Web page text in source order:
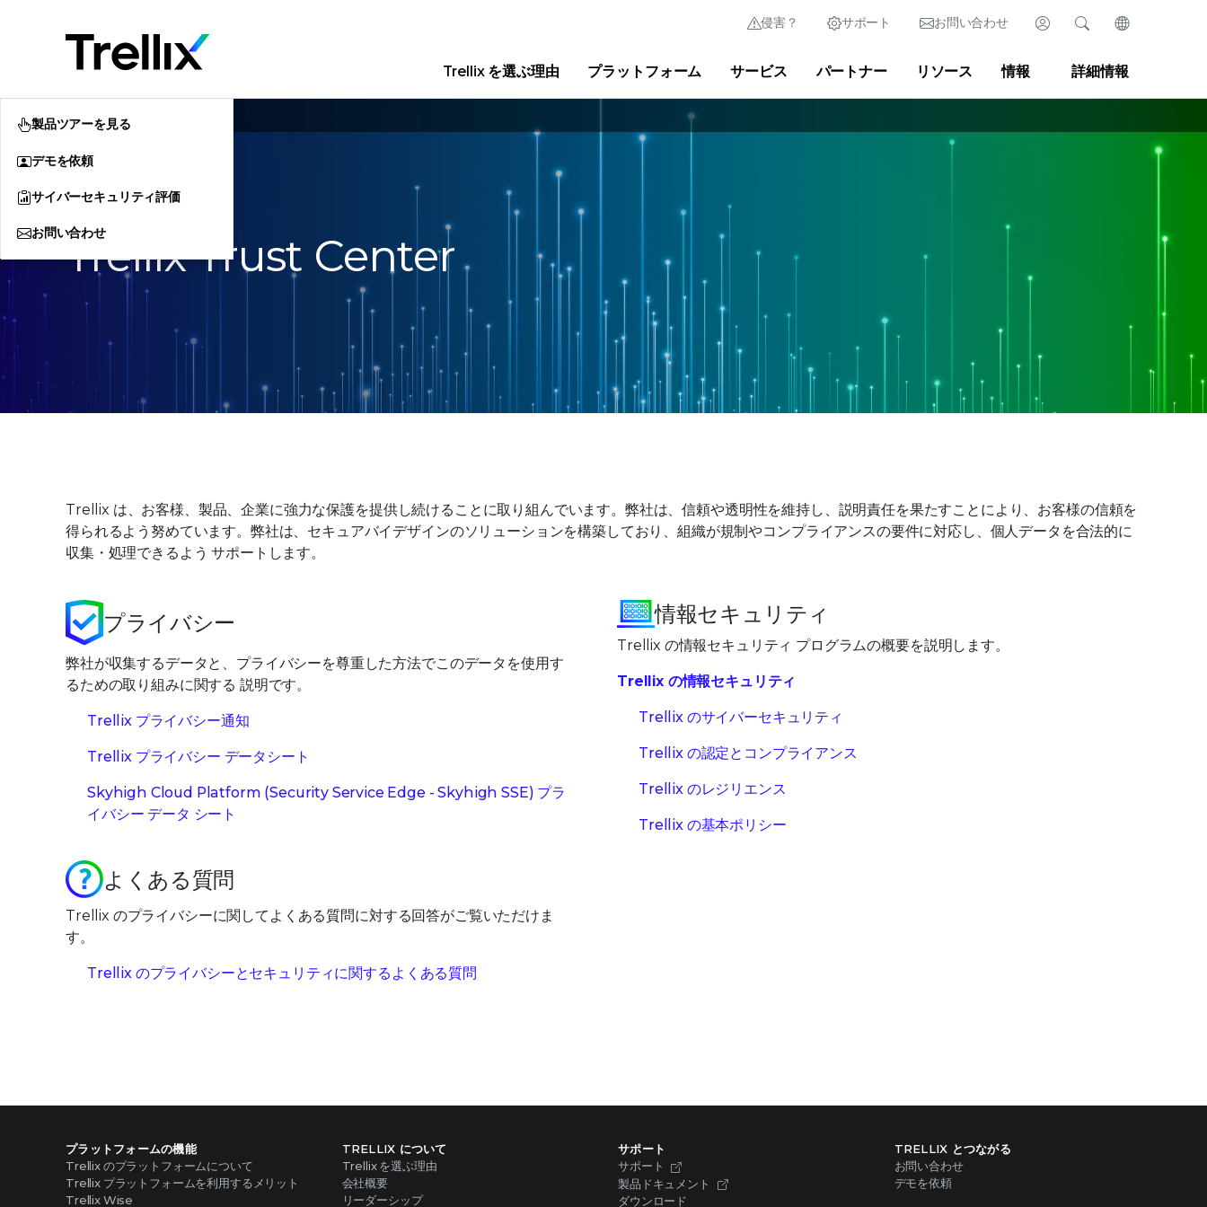
侵害？ サポート お問い合わせ ログイン
Thrive Community Partner Portal Developer Portal
検索
Advanced Research Center
言語を変更
English (英語)
Deutsch (ドイツ語)
Trellix を選ぶ理由 プラットフォーム サービス パートナー リソース 情報 詳細情報
製品ツアーを見る
デモを依頼
サイバーセキュリティ評価
お問い合わせ
Home トラスト センター
Trellix Trust Center
Trellix は、お客様、製品、企業に強力な保護を提供し続けることに取り組んでいます。弊社は、信頼や透明性を維持し、説明責任を果たすことにより、お客様の信頼を
得られるよう努めています。弊社は、セキュアバイデザインのソリューションを構築しており、組織が規制やコンプライアンスの要件に対応し、個人データを合法的に
収集・処理できるよう サポートします。
プライバシー
弊社が収集するデータと、プライバシーを尊重した方法でこのデータを使用す
るための取り組みに関する 説明です。
Trellix プライバシー通知
Trellix プライバシー データシート
Skyhigh Cloud Platform (Security Service Edge - Skyhigh SSE) プラ
イバシー データ シート
よくある質問
Trellix のプライバシーに関してよくある質問に対する回答がご覧いただけま
す。
Trellix のプライバシーとセキュリティに関するよくある質問
情報セキュリティ
Trellix の情報セキュリティ プログラムの概要を説明します。
Trellix の情報セキュリティ
Trellix のサイバーセキュリティ
Trellix の認定とコンプライアンス
Trellix のレジリエンス
Trellix の基本ポリシー
プラットフォームの機能
Trellix のプラットフォームについて
Trellix プラットフォームを利用するメリット
Trellix Wise
TRELLIX について
Trellix を選ぶ理由
会社概要
リーダーシップ
サポート
サポート
製品ドキュメント
ダウンロード
TRELLIX とつながる
お問い合わせ
デモを依頼